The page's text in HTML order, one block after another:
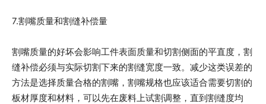
7.割嘴质量和割缝补偿量
割嘴质量的好坏会影响工件表面质量和切割侧面的平直度，割
缝补偿必须与实际切割下来的割缝宽度一致。减少这类误差的
方法是选择质量合格的割嘴，割嘴规格也应该适合需要切割的
板材厚度和材料，可以先在废料上试割调整，直到割缝度均